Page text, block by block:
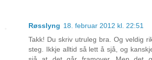
Røsslyng 18. februar 2012 kl. 22:51
Takk! Du skriv utruleg bra. Og veldig
steg. Ikkje alltid så lett å sjå, og